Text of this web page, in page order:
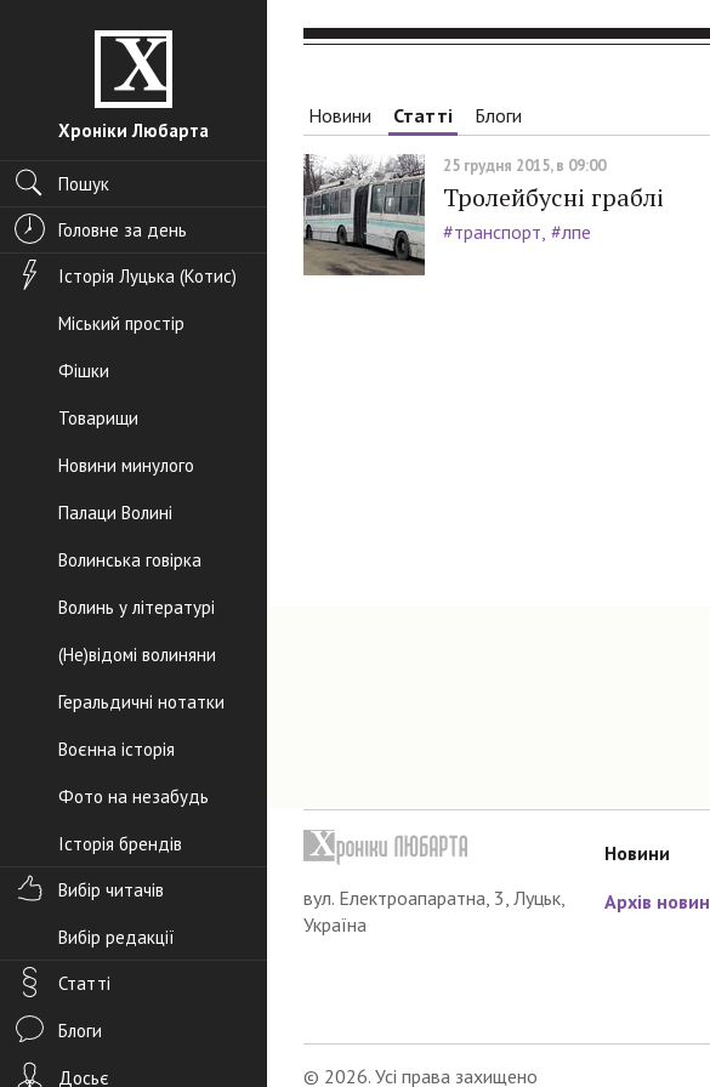
Хроніки Любарта
Пошук
Головне за день
Історія Луцька (Котис)
Міський простір
Фішки
Товарищи
Новини минулого
Палаци Волині
Волинська говірка
Волинь у літературі
(Не)відомі волиняни
Геральдичні нотатки
Воєнна історія
Фото на незабудь
Історія брендів
Вибір читачів
Вибір редакції
Статті
Блоги
Досьє
Новини Статті Блоги
25 грудня 2015, в 09:00
Тролейбусні граблі
#транспорт #лпе
вул. Електроапаратна, 3, Луцьк,
Україна
Новини
Архів новин
© 2026. Усі права захищено